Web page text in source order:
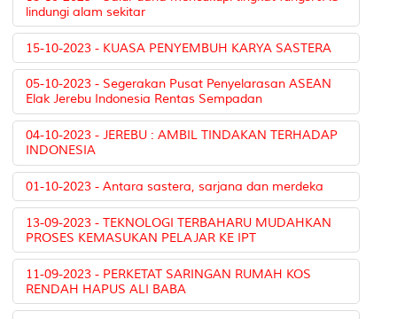
lindungi alam sekitar
15-10-2023 - KUASA PENYEMBUH KARYA SASTERA
05-10-2023 - Segerakan Pusat Penyelarasan ASEAN
Elak Jerebu Indonesia Rentas Sempadan
04-10-2023 - JEREBU : AMBIL TINDAKAN TERHADAP
INDONESIA
01-10-2023 - Antara sastera, sarjana dan merdeka
13-09-2023 - TEKNOLOGI TERBAHARU MUDAHKAN
PROSES KEMASUKAN PELAJAR KE IPT
11-09-2023 - PERKETAT SARINGAN RUMAH KOS
RENDAH HAPUS ALI BABA